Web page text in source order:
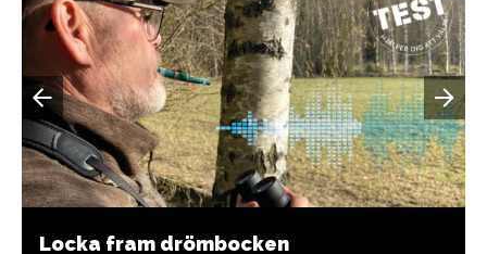
Locka fram drömbocken